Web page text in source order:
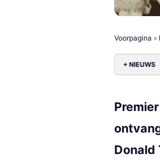
Voorpagina »
+ NIEUWS
Donald